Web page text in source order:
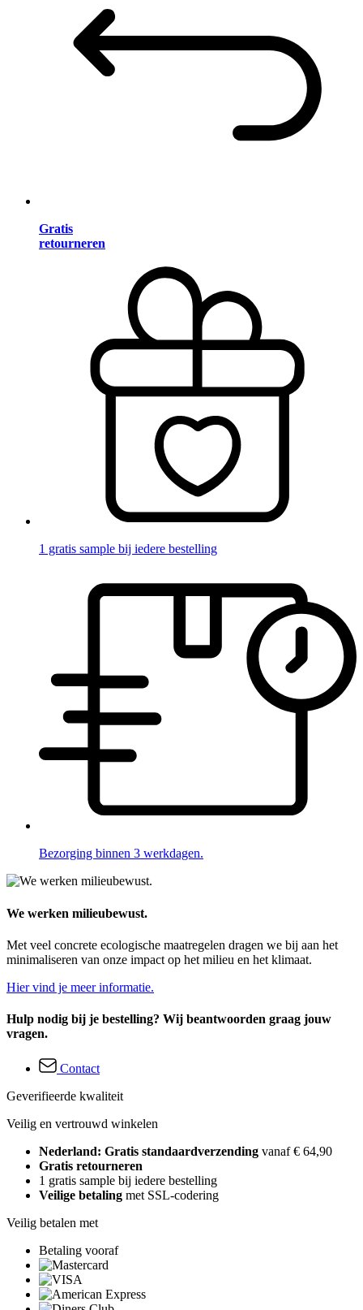
Gratis
retourneren
1 gratis sample bij iedere bestelling
Bezorging binnen 3 werkdagen.
We werken milieubewust.
Met veel concrete ecologische maatregelen dragen we bij aan het
minimaliseren van onze impact op het milieu en het klimaat.
Hier vind je meer informatie.
Hulp nodig bij je bestelling? Wij beantwoorden graag jouw
vragen.
Contact
Geverifieerde kwaliteit
Veilig en vertrouwd winkelen
Nederland: Gratis standaardverzending vanaf € 64,90
Gratis retourneren
1 gratis sample bij iedere bestelling
Veilige betaling met SSL-codering
Veilig betalen met
Betaling vooraf